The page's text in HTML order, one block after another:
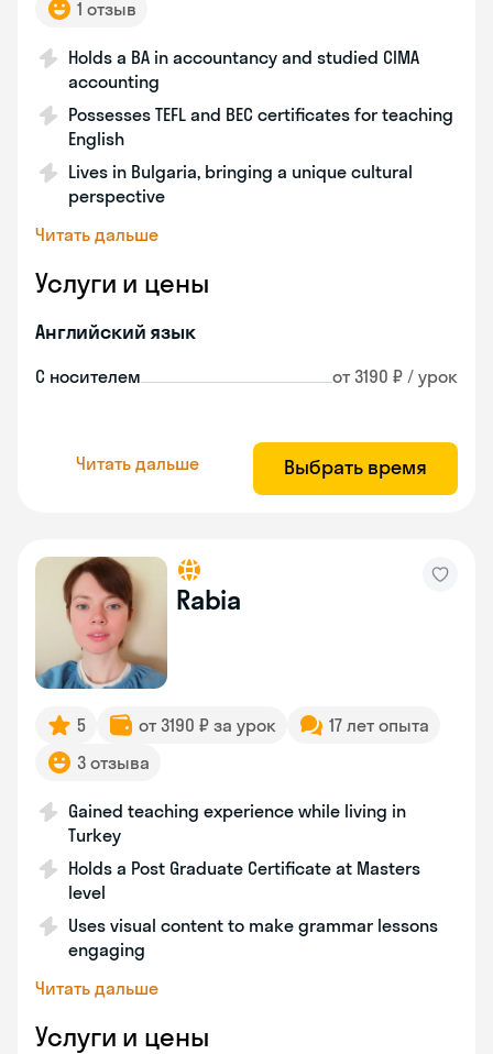
1 отзыв
Holds a BA in accountancy and studied CIMA
accounting
Possesses TEFL and BEC certificates for teaching
English
Lives in Bulgaria, bringing a unique cultural
perspective
Читать дальше
Услуги и цены
Английский язык
С носителем от 3190 ₽ / урок
Читать дальше Выбрать время
Rabia
5 от 3190 ₽ за урок
17 лет опыта
3 отзыва
Gained teaching experience while living in
Turkey
Holds a Post Graduate Certificate at Masters
level
Uses visual content to make grammar lessons
engaging
Читать дальше
Услуги и цены